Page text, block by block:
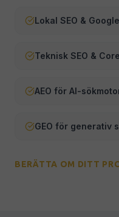
Lokal SEO &
Teknisk SEO &
AEO för AI-
GEO för generativ
BERÄTTA OM DITT